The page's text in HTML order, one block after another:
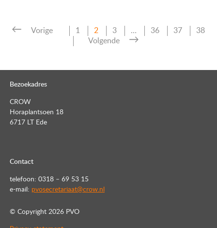
Berichten
Vorige Pagina
1 Pagina
2 Pagina
3 … Pagina
36 Pagina
37
38
Volgende
Bezoekadres
CROW
Horaplantsoen 18
6717 LT Ede
Contact
telefoon: 0318 – 69 53 15
e-mail: pvosecretariaat@crow.nl
© Copyright 2026 PVO